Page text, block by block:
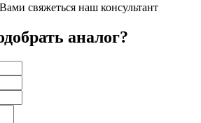
свяжеться наш консультант
аналог?